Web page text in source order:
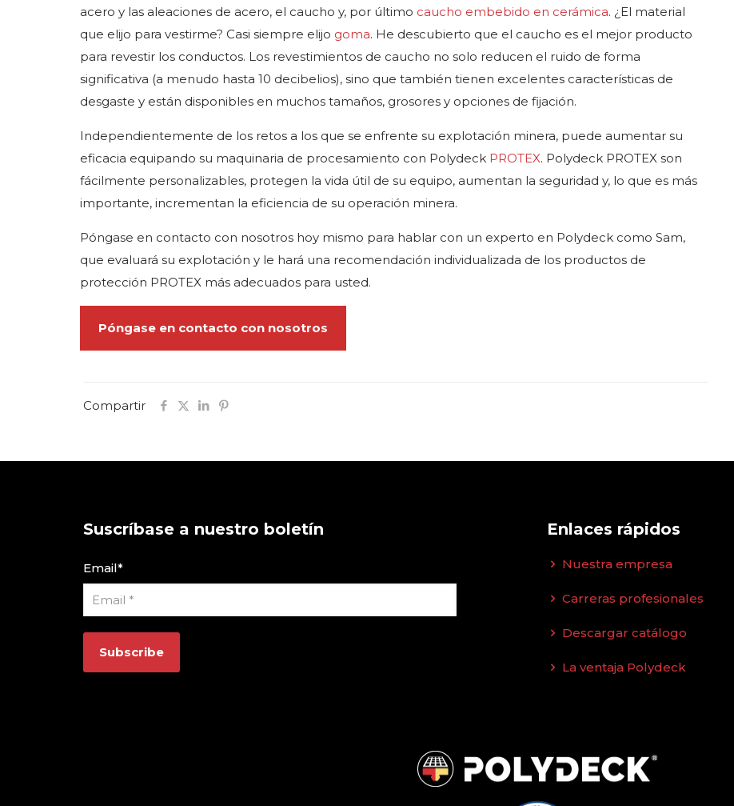
acero y las aleaciones de acero, el caucho y, por último caucho embebido en cerámica. ¿El material
que elijo para vestirme? Casi siempre elijo goma. He descubierto que el caucho es el mejor producto
para revestir los conductos. Los revestimientos de caucho no solo reducen el ruido de forma
significativa (a menudo hasta 10 decibelios), sino que también tienen excelentes características de
desgaste y están disponibles en muchos tamaños, grosores y opciones de fijación.
Independientemente de los retos a los que se enfrente su explotación minera, puede aumentar su
eficacia equipando su maquinaria de procesamiento con Polydeck PROTEX. Polydeck PROTEX son
fácilmente personalizables, protegen la vida útil de su equipo, aumentan la seguridad y, lo que es más
importante, incrementan la eficiencia de su operación minera.
Póngase en contacto con nosotros hoy mismo para hablar con un experto en Polydeck como Sam,
que evaluará su explotación y le hará una recomendación individualizada de los productos de
protección PROTEX más adecuados para usted.
Póngase en contacto con nosotros
Compartir
Suscríbase a nuestro boletín
Email*
Enlaces rápidos
Nuestra empresa
Carreras profesionales
Descargar catálogo
La ventaja Polydeck